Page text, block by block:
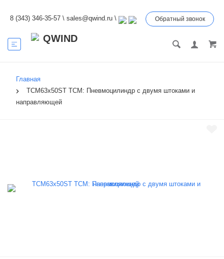
8 (343) 346-35-57 \ sales@qwind.ru \ Обратный звонок
Главная
TCM63x50ST TCM: Пневмоцилиндр с двумя штоками и
направляющей